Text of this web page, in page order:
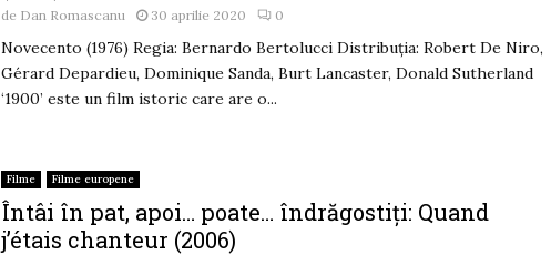
de Dan Romascanu 30 aprilie 2020 0
Novecento (1976) Regia: Bernardo Bertolucci Distribuția: Robert De Niro,
Gérard Depardieu, Dominique Sanda, Burt Lancaster, Donald Sutherland
‘1900’ este un film istoric care are o...
Filme Filme europene
Întâi în pat, apoi… poate… îndrăgostiți: Quand
j’étais chanteur (2006)